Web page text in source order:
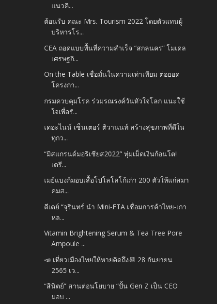
แนวคิ...
ต้อนรับ คณะ Mrs. Tourism 2022 โดยตัวแทนผู้
บริหารโร...
CEA ถอดแบบพื้นที่ความสำเร็จ “สกลนคร” โมเดล
เศรษฐกิ...
On the Table เชื่อมั่นในความเท่าเทียม ต่อยอด
โครงกา...
กรมควบคุมโรค ร่วมรณรงค์วันหัวใจโลก แนะใช้
ใจเพื่อรั...
เดอะไนน์ เซ็นเตอร์ ติวานนท์ สร้างสุขภาพที่ดีใน
ทุกว...
“มิสแกรนด์มอริเชียส2022” ทุ่มเม็ดเงินก้อนโต!
เตรี...
เมย์แบงก์มอบเสื้อโปโลโลโก้เก่า 200 ตัวให้แก่สมา
คมส...
ดีเดย์ “จุรินทร์ นำ Mini-FTA เชื่อมการค้าไทย-เกา
หล...
Vitamin Brightening Serum & Tea Tree Pore
Ampoule ...
📣 เที่ยวเมืองไทยให้หายคิดถึง📆 28 กันยายน
2565 เว...
“สินิตย์” สานต่อนโยบาย “ปั้น Gen Z เป็น CEO
มอบ ...